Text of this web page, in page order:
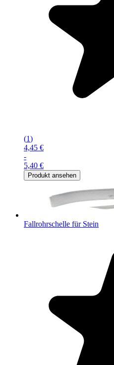
(1)
4,45 €
-
5,40 €
Produkt ansehen
Fallrohrschelle für Stein